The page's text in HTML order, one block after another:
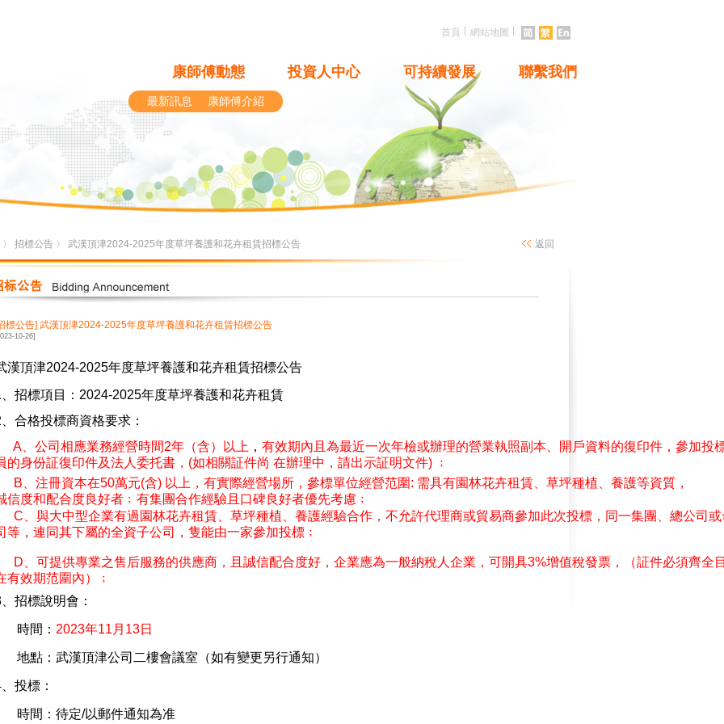
首頁 網站地圖
康師傅動態 投資人中心 可持續發展 聯繫我們
最新訊息 康師傅介紹
〉 招標公告 〉 武漢頂津2024-2025年度草坪養護和花卉租賃招標公告 返回
標公告] 武漢頂津2024-2025年度草坪養護和花卉租賃招標公告
10-26]
漢頂津2024-2025年度草坪養護和花卉租賃招標公告
招標項目：2024-2025年度草坪養護和花卉租賃
合格投標商資格要求：
A、 公司相應業務經營時間2年（含）以上 ， 有效期內且為最近一次年檢或辦理的營業執照副本、開戶資料的復印件，參加投
的身份証復印件及法人委托書，(如相關証件尚 在辦理中，請出示証明文件) ﹔
B、注冊資本在50萬元(含) 以上，有實際經營場所，參標單位經營范圍: 需具有園林花卉租賃、草坪種植、養護等資質，
信度和配合度良好者﹔有集團合作經驗且口碑良好者優先考慮﹔
C、與大中型企業有過 園林花卉租賃、草坪種植、養護經驗合作 ，不允許代理商或貿易商參加此次投標，同一集團、總公司
等，連同其下屬的全資子公司，隻能由一家參加投標﹔
D、 可提供專業之售后服務的供應商，且 誠信配合度好，企業應為一般納稅人企業，可開具3%增值稅發票，（証件必須齊全
有效期范圍內）﹔
招標說明會：
時間： 2023年11月13日
地點：武漢頂津公司二樓會議室（如有變更另行通知）
、投標：
時間：待定/以郵件通知為准